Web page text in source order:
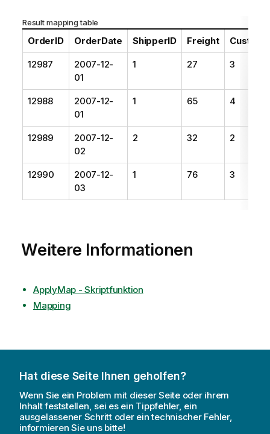
Result mapping table
OrderID OrderDate ShipperID Freight
12987
2007-12-
01
1 27 3
12988
2007-12-
01
1 65 4
12989
2007-12-
02
2 32 2
12990
2007-12-
03
1 76 3
Weitere Informationen
ApplyMap - Skriptfunktion
Mapping
Hat diese Seite Ihnen geholfen?
Wenn Sie ein Problem mit dieser Seite oder ihrem
Inhalt feststellen, sei es ein Tippfehler, ein
ausgelassener Schritt oder ein technischer Fehler,
informieren Sie uns bitte!